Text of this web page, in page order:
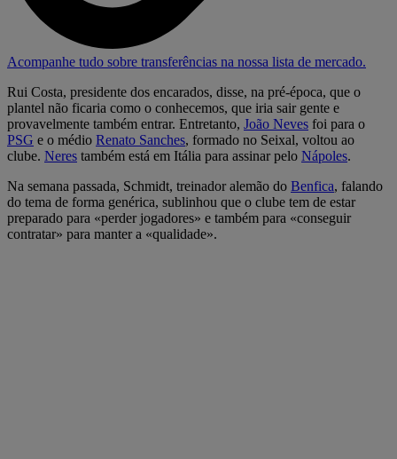
Acompanhe tudo sobre transferências na nossa lista de mercado.
Rui Costa, presidente dos encarados, disse, na pré-época, que o
plantel não ficaria como o conhecemos, que iria sair gente e
provavelmente também entrar. Entretanto, João Neves foi para o
PSG e o médio Renato Sanches, formado no Seixal, voltou ao
clube. Neres também está em Itália para assinar pelo Nápoles.
Na semana passada, Schmidt, treinador alemão do Benfica, falando
do tema de forma genérica, sublinhou que o clube tem de estar
preparado para «perder jogadores» e também para «conseguir
contratar» para manter a «qualidade».